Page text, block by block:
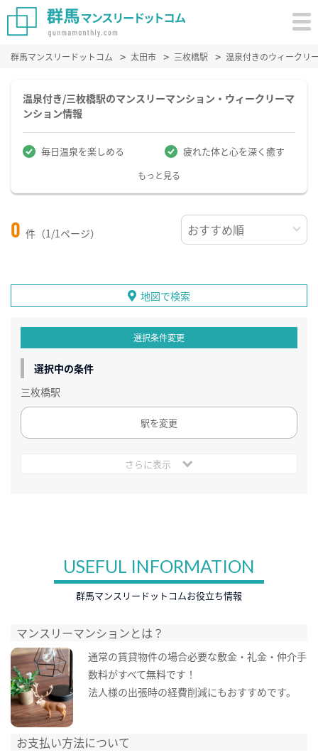
群馬マンスリードットコム 太田市 三枚橋駅 温泉付きのウィークリ
温泉付き/三枚橋駅のマンスリーマンション・ウィークリーマ
ンション情報
毎日温泉を楽しめる 疲れた体と心を深く癒す
もっと見る
0 件（1/1ページ）
地図で検索
選択条件変更
選択中の条件
三枚橋駅
駅を変更
さらに表示
USEFUL INFORMATION
群馬マンスリードットコムお役立ち情報
マンスリーマンションとは？
通常の賃貸物件の場合必要な敷金・礼金・仲介手
数料がすべて無料です！
法人様の出張時の経費削減にもおすすめです。
お支払い方法について